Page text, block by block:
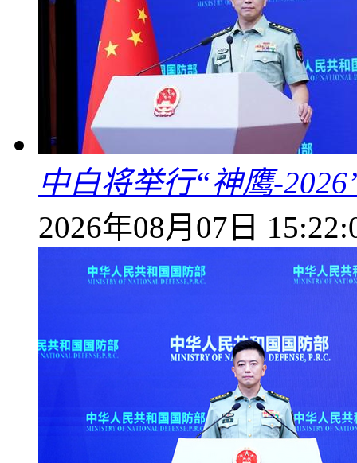
中白将举行“神鹰-
2026年08月07日